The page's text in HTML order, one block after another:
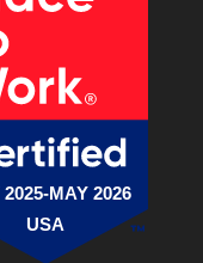
2025-MAY 2026
USA